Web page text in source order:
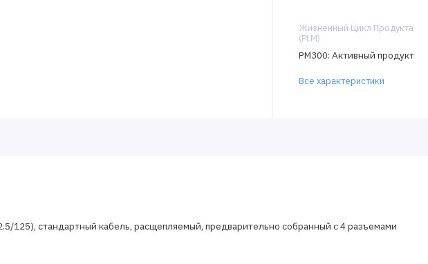
Жизненный Цикл Продукта
(PLM)
PM300: Активный продукт
Все характеристики
125), стандартный кабель, расщепляемый, предварительно собранный с 4 разъемами